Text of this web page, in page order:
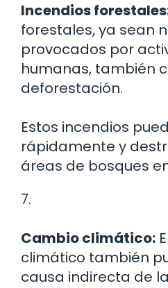
Incendios
forestales, ya sean
provocados por
humanas, también
deforestación.
Estos incendios
rápidamente y
áreas de bosques
7.
Cambio climático:
climático también
causa indirecta de